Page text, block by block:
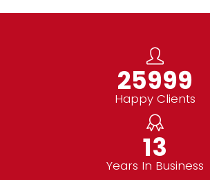
30000+
Happy Clients
15
Years In Business